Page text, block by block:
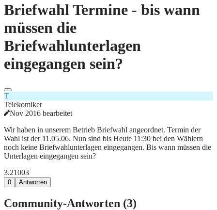
Briefwahl Termine - bis wann
müssen die
Briefwahlunterlagen
eingegangen sein?
T
Telekomiker
Nov 2016 bearbeitet
Wir haben in unserem Betrieb Briefwahl angeordnet. Termin der
Wahl ist der 11.05.06. Nun sind bis Heute 11:30 bei den Wählern
noch keine Briefwahlunterlagen eingegangen. Bis wann müssen die
Unterlagen eingegangen sein?
3.21003
0 Antworten
Community-Antworten (3)